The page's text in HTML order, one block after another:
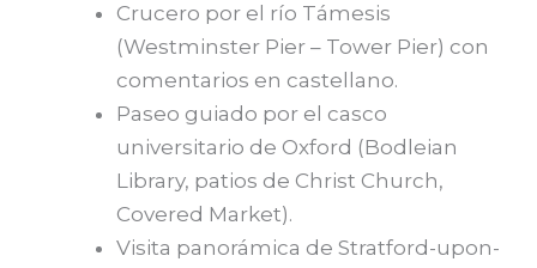
Crucero por el río Támesis
(Westminster Pier – Tower Pier) con
comentarios en castellano.
Paseo guiado por el casco
universitario de Oxford (Bodleian
Library, patios de Christ Church,
Covered Market).
Visita panorámica de Stratford-upon-